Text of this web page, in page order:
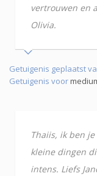
vertrouwen en
Olivia.
Getuigenis geplaatst
Getuigenis voor
Thaiis, ik ben
kleine dingen
intens. Liefs